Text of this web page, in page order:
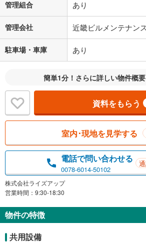
管理組合 あり
管理会社 近畿ビルメンテナンス
駐車場・車庫 あり
簡単1分！さらに詳しい物件概
資料をもらう
室内･現地を見学する
電話で問い合わせる
0078-6014-50102
株式会社ライズアップ
営業時間：9:30-18:30
物件の特徴
共用設備